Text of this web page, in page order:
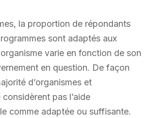
la proportion de répondants
sont adaptés aux
varie en fonction de son
en question. De façon
d’organismes et
considèrent pas l’aide
comme adaptée ou suffisante.